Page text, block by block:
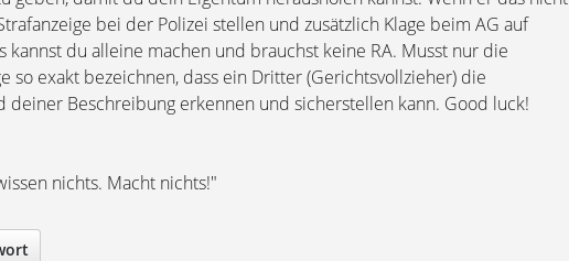
bei der Polizei stellen und zusätzlich Klage beim AG auf
kannst du alleine machen und brauchst keine RA. Musst nur die
so exakt bezeichnen, dass ein Dritter (Gerichtsvollzieher) die
deiner Beschreibung erkennen und sicherstellen kann. Good luck!
nichts. Macht nichts!"